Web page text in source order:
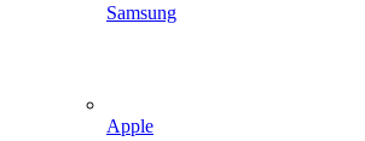
Samsung
Apple